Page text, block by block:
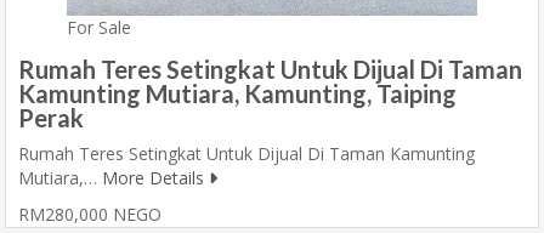
For Sale
Rumah Teres Setingkat Untuk Dijual Di Taman
Kamunting Mutiara, Kamunting, Taiping
Perak
Rumah Teres Setingkat Untuk Dijual Di Taman Kamunting
Mutiara,… More Details
RM280,000 NEGO